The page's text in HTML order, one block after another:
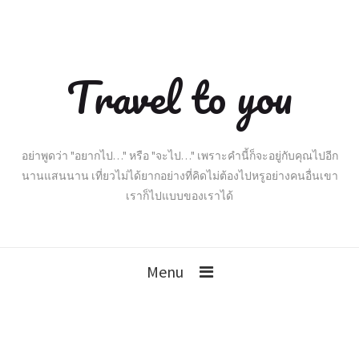
Travel to you
อย่าพูดว่า "อยากไป…" หรือ "จะไป…" เพราะคำนี้ก็จะอยู่กับคุณไปอีก
นานแสนนาน เที่ยวไม่ได้ยากอย่างที่คิดไม่ต้องไปหรูอย่างคนอื่นเขา
เราก็ไปแบบของเราได้
Menu